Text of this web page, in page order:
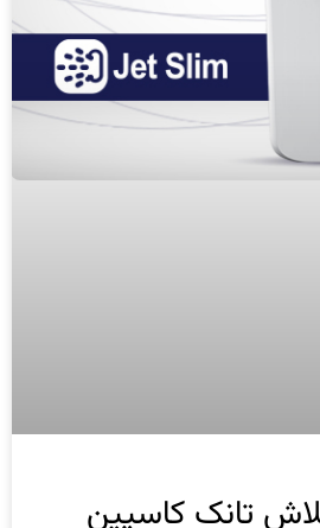
تانک کاسپین